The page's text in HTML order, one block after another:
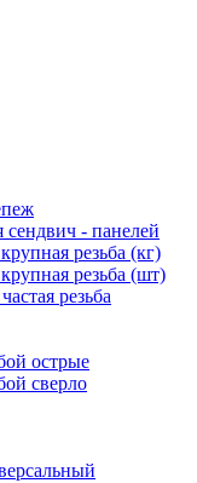
сендвич - панелей
резьба (кг)
резьба (шт)
резьба
острые
сверло